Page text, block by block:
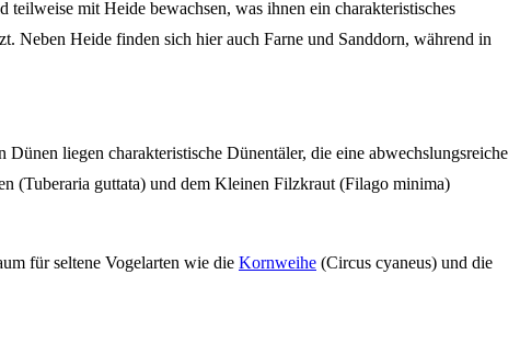
mit Heide bewachsen, was ihnen ein charakteristisches
Neben Heide finden sich hier auch Farne und Sanddorn, während in
liegen charakteristische Dünentäler, die eine abwechslungsreiche
(Tuberaria guttata) und dem Kleinen Filzkraut (Filago minima)
für seltene Vogelarten wie die Kornweihe (Circus cyaneus) und die